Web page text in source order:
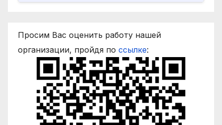
Просим Вас оценить работу нашей
организации, пройдя по ссылке: